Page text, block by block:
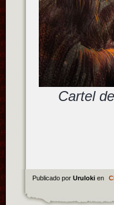
Cartel
Publicado por Uruloki en